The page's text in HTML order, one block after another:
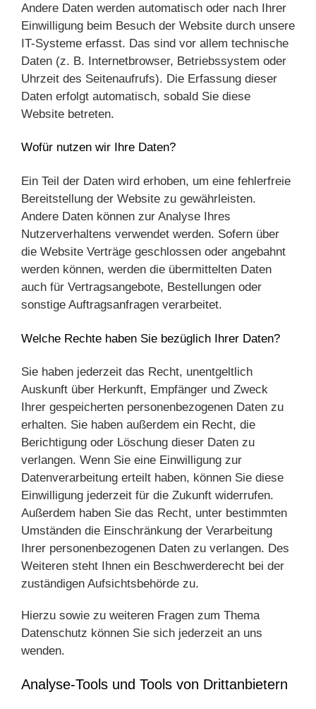
Andere Daten werden automatisch oder nach Ihrer
Einwilligung beim Besuch der Website durch unsere
IT-Systeme erfasst. Das sind vor allem technische
Daten (z. B. Internetbrowser, Betriebssystem oder
Uhrzeit des Seitenaufrufs). Die Erfassung dieser
Daten erfolgt automatisch, sobald Sie diese
Website betreten.
Wofür nutzen wir Ihre Daten?
Ein Teil der Daten wird erhoben, um eine fehlerfreie
Bereitstellung der Website zu gewährleisten.
Andere Daten können zur Analyse Ihres
Nutzerverhaltens verwendet werden. Sofern über
die Website Verträge geschlossen oder angebahnt
werden können, werden die übermittelten Daten
auch für Vertragsangebote, Bestellungen oder
sonstige Auftragsanfragen verarbeitet.
Welche Rechte haben Sie bezüglich Ihrer Daten?
Sie haben jederzeit das Recht, unentgeltlich
Auskunft über Herkunft, Empfänger und Zweck
Ihrer gespeicherten personenbezogenen Daten zu
erhalten. Sie haben außerdem ein Recht, die
Berichtigung oder Löschung dieser Daten zu
verlangen. Wenn Sie eine Einwilligung zur
Datenverarbeitung erteilt haben, können Sie diese
Einwilligung jederzeit für die Zukunft widerrufen.
Außerdem haben Sie das Recht, unter bestimmten
Umständen die Einschränkung der Verarbeitung
Ihrer personenbezogenen Daten zu verlangen. Des
Weiteren steht Ihnen ein Beschwerderecht bei der
zuständigen Aufsichtsbehörde zu.
Hierzu sowie zu weiteren Fragen zum Thema
Datenschutz können Sie sich jederzeit an uns
wenden.
Analyse-Tools und Tools von Dritt­anbietern